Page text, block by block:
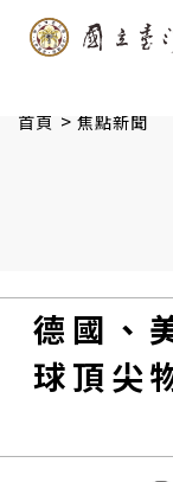
跳到主要內容
首頁 > 焦點新聞
德國、
球頂尖